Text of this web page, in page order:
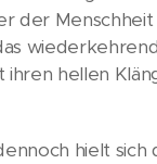
der
hellen
hielt